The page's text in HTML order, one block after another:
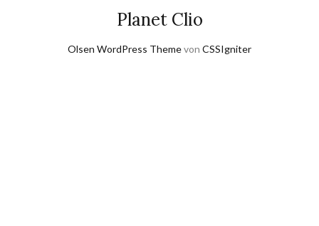
Planet Clio
Olsen WordPress Themevon CSSIgniter